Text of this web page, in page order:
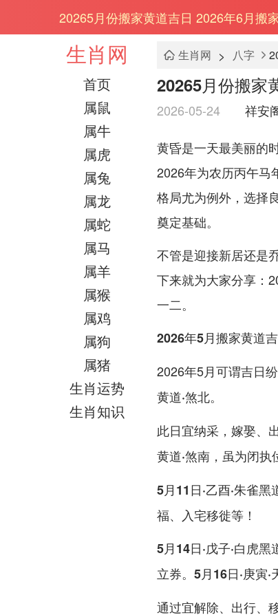
20265月份搬家黄道吉日 2026年6月搬
生肖网
首页
属鼠
属牛
属虎
属兔
属龙
属蛇
属马
属羊
属猴
属鸡
属狗
属猪
生肖运势
生肖知识
生肖网 > 八字
20265月份搬家
2026-05-24 祥安
黄昏是一天最美丽的
2026年为农历丙午马
格局尤为例外，选择
奠定基础。
不管是迎接新居还是
下来就为大家分享：
一二。
2026年5月搬家黄道
2026年5月可谓吉日
黄道·煞北。
此日宜纳采，嫁娶、
黄道·煞南 ，虽为闭
5月11日·乙酉·朱雀黑
福、入宅移徙等！
5月14日·戊子·白虎黑
立券。 5月16日·庚寅·
通过宜解除、出行、